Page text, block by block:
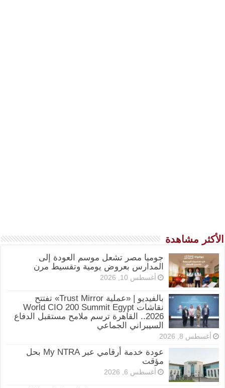
الأكثر مشاهدة
جوميا مصر تشعل موسم العودة إلى
المدارس بعروض يومية وتقسيط مرن
أغسطس 10, 2026
بالفيديو | «عملية Trust Mirror» تفتتح
نقاشات World CIO 200 Summit Egypt
2026.. القاهرة ترسم ملامح مستقبل الدفاع
السيبراني الجماعي
أغسطس 8, 2026
عودة خدمة أرقامي عبر My NTRA بحل
مؤقت
أغسطس 6, 2026